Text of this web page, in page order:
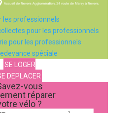
les professionnels
pour les professionnels
pour les professionnels
spéciale
SE LOGER
DEPLACER
vous
réparer
vélo ?